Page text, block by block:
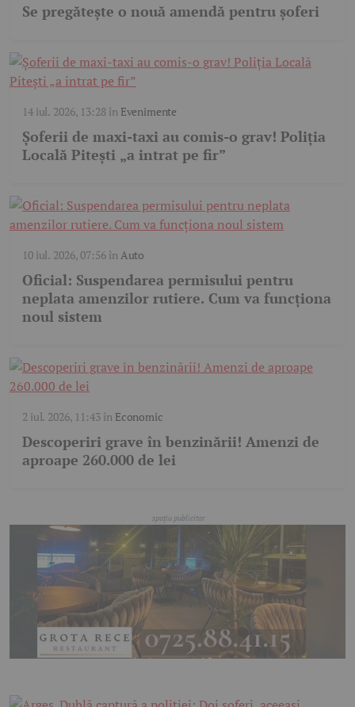
Se pregătește o nouă amendă pentru șoferi
14 iul. 2026, 13:28în Evenimente
Șoferii de maxi-taxi au comis-o grav! Poliția
Locală Pitești „a intrat pe fir”
10 iul. 2026, 07:56în Auto
Oficial: Suspendarea permisului pentru
neplata amenzilor rutiere. Cum va funcționa
noul sistem
2 iul. 2026, 11:43în Economic
Descoperiri grave în benzinării! Amenzi de
aproape 260.000 de lei